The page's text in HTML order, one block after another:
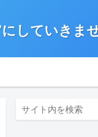
していきま